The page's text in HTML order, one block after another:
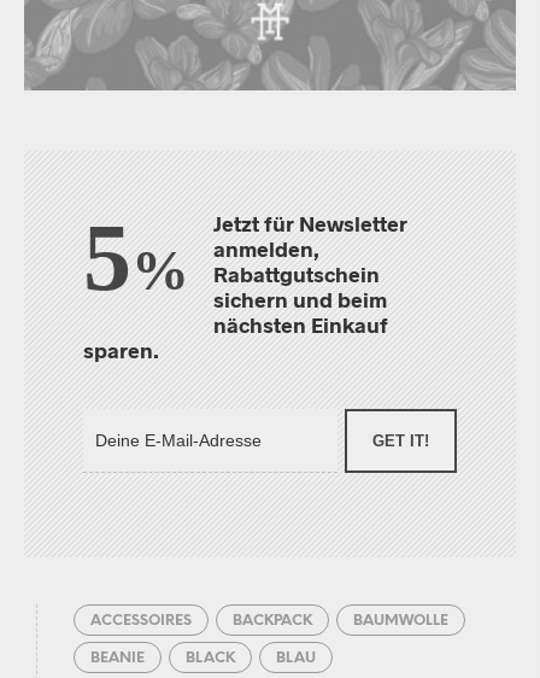
5%
Jetzt für Newsletter
anmelden,
Rabattgutschein
sichern und beim
nächsten Einkauf
sparen.
GET IT!
ACCESSOIRES BACKPACK BAUMWOLLE
BEANIE BLACK BLAU